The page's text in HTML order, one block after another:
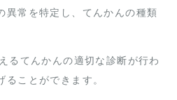
異常を特定し、てんかんの種類
るてんかんの適切な診断が行わ
ことができます。